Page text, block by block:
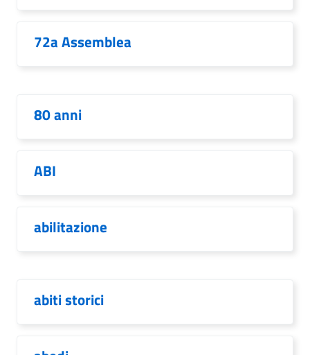
72a Assemblea
80 anni
ABI
abilitazione
abiti storici